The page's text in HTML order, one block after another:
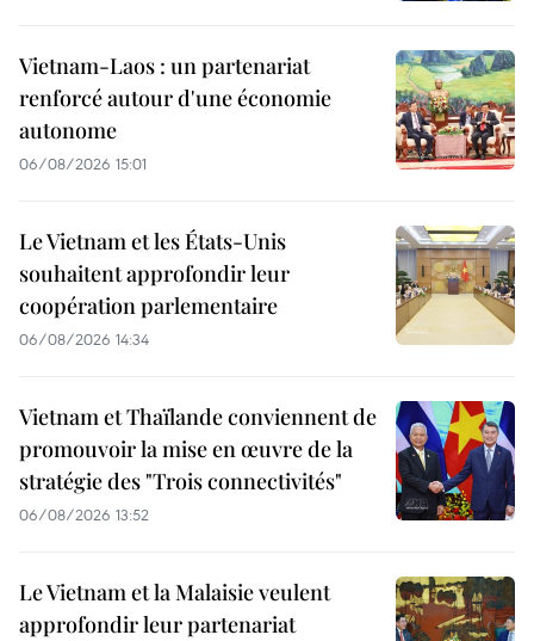
Vietnam-Laos : un partenariat
renforcé autour d'une économie
autonome
06/08/2026 15:01
Le Vietnam et les États-Unis
souhaitent approfondir leur
coopération parlementaire
06/08/2026 14:34
Vietnam et Thaïlande conviennent de
promouvoir la mise en œuvre de la
stratégie des "Trois connectivités"
06/08/2026 13:52
Le Vietnam et la Malaisie veulent
approfondir leur partenariat